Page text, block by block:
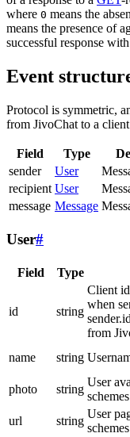
where 0 means the
means the presence of
successful response
Event
Protocol is symmetric,
from JivoChat to a
Field Type
sender
User
recipient User
message Message
User#
Field Type
id string
Client
when
from
name string
photo
string
User
schemes
url
string
User
schemes